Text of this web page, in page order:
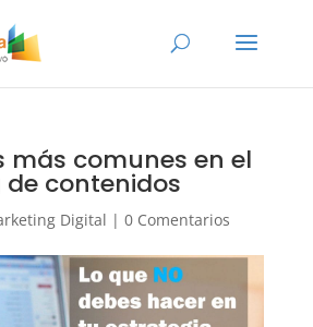
más comunes en el
contenidos
Digital | 0 Comentarios